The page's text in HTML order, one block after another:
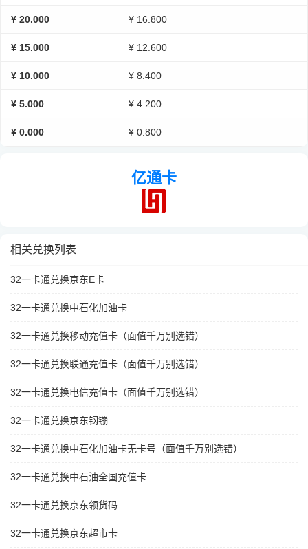
¥ 20.000 ¥ 16.800
¥ 15.000 ¥ 12.600
¥ 10.000 ¥ 8.400
¥ 5.000 ¥ 4.200
¥ 0.000 ¥ 0.800
亿通卡
相关兑换列表
32一卡通兑换京东E卡
32一卡通兑换中石化加油卡
32一卡通兑换移动充值卡（面值千万别选错）
32一卡通兑换联通充值卡（面值千万别选错）
32一卡通兑换电信充值卡（面值千万别选错）
32一卡通兑换京东钢镚
32一卡通兑换中石化加油卡无卡号（面值千万别选错）
32一卡通兑换中石油全国充值卡
32一卡通兑换京东领货码
32一卡通兑换京东超市卡